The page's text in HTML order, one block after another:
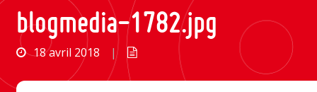
blogmedia-1782.jpg
18 avril 2018 |